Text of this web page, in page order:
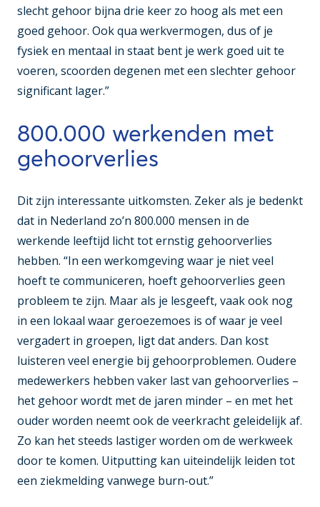
slecht gehoor bijna drie keer zo hoog als met een
goed gehoor. Ook qua werkvermogen, dus of je
fysiek en mentaal in staat bent je werk goed uit te
voeren, scoorden degenen met een slechter gehoor
significant lager.”
800.000 werkenden met
gehoorverlies
Dit zijn interessante uitkomsten. Zeker als je bedenkt
dat in Nederland zo’n 800.000 mensen in de
werkende leeftijd licht tot ernstig gehoorverlies
hebben. “In een werkomgeving waar je niet veel
hoeft te communiceren, hoeft gehoorverlies geen
probleem te zijn. Maar als je lesgeeft, vaak ook nog
in een lokaal waar geroezemoes is of waar je veel
vergadert in groepen, ligt dat anders. Dan kost
luisteren veel energie bij gehoorproblemen. Oudere
medewerkers hebben vaker last van gehoorverlies –
het gehoor wordt met de jaren minder – en met het
ouder worden neemt ook de veerkracht geleidelijk af.
Zo kan het steeds lastiger worden om de werkweek
door te komen. Uitputting kan uiteindelijk leiden tot
een ziekmelding vanwege burn-out.”